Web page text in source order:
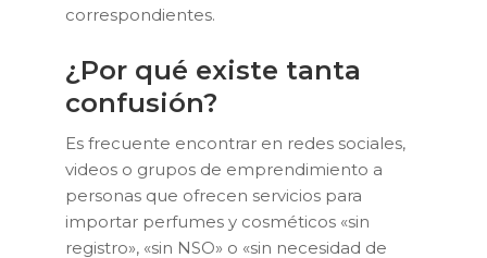
correspondientes.
¿Por qué existe tanta
confusión?
Es frecuente encontrar en redes sociales,
videos o grupos de emprendimiento a
personas que ofrecen servicios para
importar perfumes y cosméticos «sin
registro», «sin NSO» o «sin necesidad de